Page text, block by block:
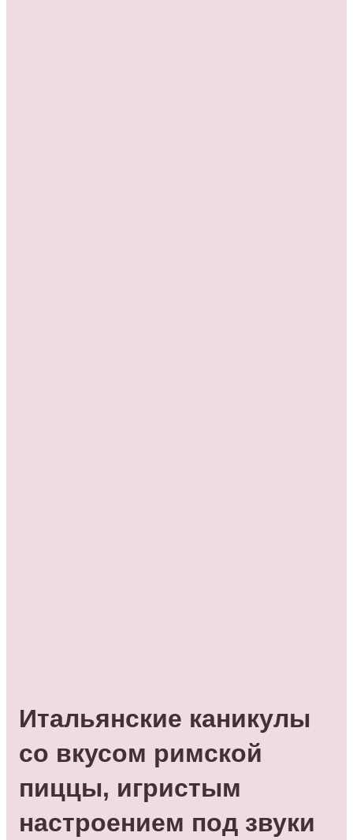
Итальянские каникулы
со вкусом римской
пиццы, игристым
настроением под звуки